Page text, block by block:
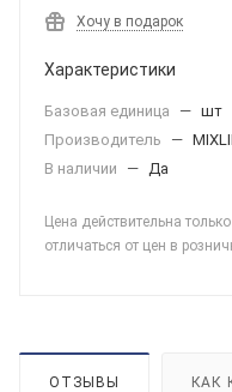
Хочу в подарок
Характеристики
Базовая единица — шт
Производитель
—
В наличии
— Да
Цена действительна
отличаться от цен в
ОТЗЫВЫ КАК